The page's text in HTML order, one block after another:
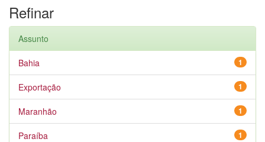
Refinar
Assunto
1
Bahia
1
Exportação
1
Maranhão
1
Paraíba